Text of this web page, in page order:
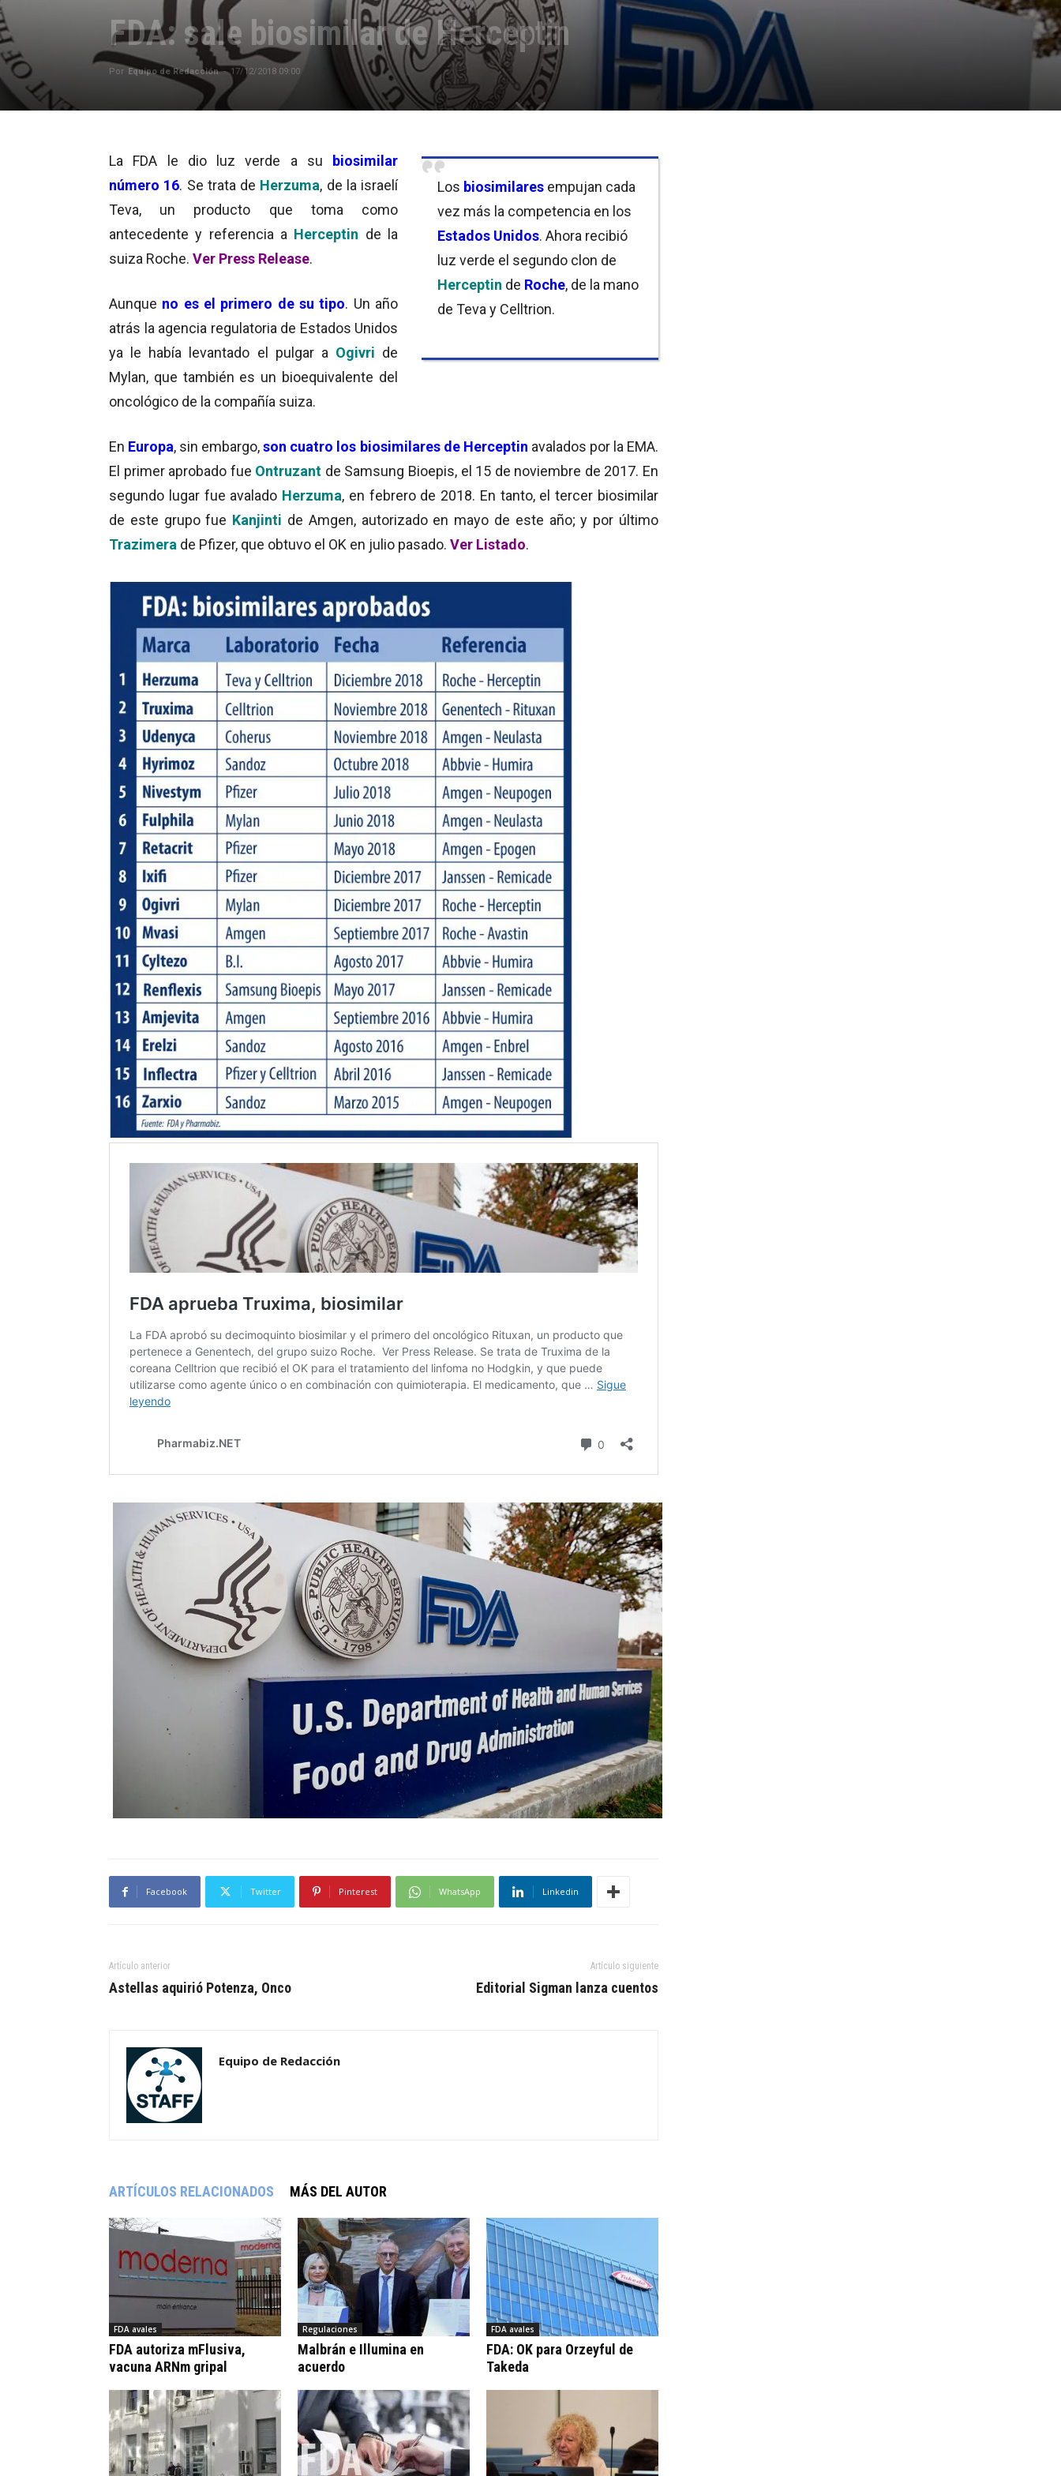
FDA: sale biosimilar de Herceptin
Por Equipo de Redacción - 17/12/2018 09:00
Los biosimilares empujan cada
vez más la competencia en los
Estados Unidos. Ahora recibió
luz verde el segundo clon de
Herceptin de Roche, de la mano
de Teva y Celltrion.
La FDA le dio luz verde a su biosimilar
número 16. Se trata de Herzuma, de la israelí
Teva, un producto que toma como
antecedente y referencia a Herceptin de la
suiza Roche. Ver Press Release.
Aunque no es el primero de su tipo. Un año
atrás la agencia regulatoria de Estados Unidos
ya le había levantado el pulgar a Ogivri de
Mylan, que también es un bioequivalente del
oncológico de la compañía suiza.
En Europa, sin embargo,son cuatro los biosimilares de Herceptin avalados por la EMA.
El primer aprobado fue Ontruzant de Samsung Bioepis, el 15 de noviembre de 2017. En
segundo lugar fue avalado Herzuma, en febrero de 2018. En tanto, el tercer biosimilar
de este grupo fue Kanjinti de Amgen, autorizado en mayo de este año; y por último
Trazimera de Pfizer, que obtuvo el OK en julio pasado. Ver Listado.
Facebook Twitter Pinterest WhatsApp Linkedin
Artículo anterior
Astellas aquirió Potenza, Onco
Artículo siguiente
Editorial Sigman lanza cuentos
Equipo de Redacción
ARTÍCULOS RELACIONADOS MÁS DEL AUTOR
FDA avales
FDA autoriza mFlusiva,
vacuna ARNm gripal
Regulaciones
Malbrán e Illumina en
acuerdo
FDA avales
FDA: OK para Orzeyful de
Takeda